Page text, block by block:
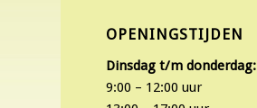
OPENINGSTIJDEN
Dinsdag t/m donderdag:
9:00 – 12:00 uur